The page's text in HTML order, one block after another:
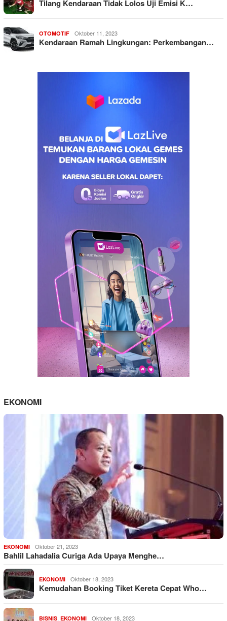
Tilang Kendaraan Tidak Lolos Uji Emisi K…
OTOMOTIF Oktober 11, 2023
Kendaraan Ramah Lingkungan: Perkembangan…
EKONOMI
EKONOMI Oktober 21, 2023
Bahlil Lahadalia Curiga Ada Upaya Menghe…
EKONOMI Oktober 18, 2023
Kemudahan Booking Tiket Kereta Cepat Who…
BISNIS EKONOMI Oktober 18, 2023